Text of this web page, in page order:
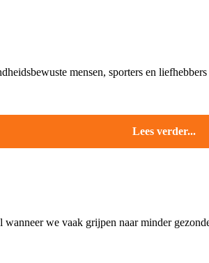
mensen, sporters en
Lees verder...
we vaak grijpen naar minder